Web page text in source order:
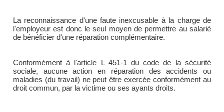
La reconnaissance d'une faute inexcusable à la charge de
l'employeur est donc le seul moyen de permettre au salarié
de bénéficier d'une réparation complémentaire.
Conformément à l'article L 451-1 du code de la sécurité
sociale, aucune action en réparation des accidents ou
maladies (du travail) ne peut être exercée conformément au
droit commun, par la victime ou ses ayants droits.